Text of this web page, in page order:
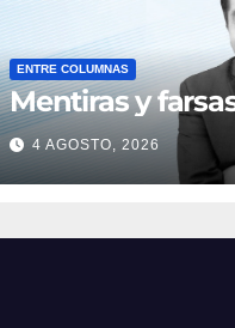
ENTRE COLUMNAS
Mentiras y
4 AGOSTO, 2026